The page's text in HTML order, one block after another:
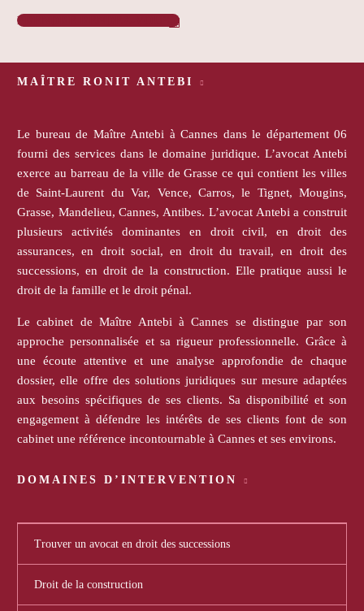
PRENDRE RENDEZ-VOUS 
MAÎTRE RONIT ANTEBI
Le bureau de Maître Antebi à Cannes dans le département 06
fourni des services dans le domaine juridique. L’avocat Antebi
exerce au barreau de la ville de Grasse ce qui contient les villes
de Saint-Laurent du Var, Vence, Carros, le Tignet, Mougins,
Grasse, Mandelieu, Cannes, Antibes. L’avocat Antebi a construit
plusieurs activités dominantes en droit civil, en droit des
assurances, en droit social, en droit du travail, en droit des
successions, en droit de la construction. Elle pratique aussi le
droit de la famille et le droit pénal.
Le cabinet de Maître Antebi à Cannes se distingue par son
approche personnalisée et sa rigueur professionnelle. Grâce à
une écoute attentive et une analyse approfondie de chaque
dossier, elle offre des solutions juridiques sur mesure adaptées
aux besoins spécifiques de ses clients. Sa disponibilité et son
engagement à défendre les intérêts de ses clients font de son
cabinet une référence incontournable à Cannes et ses environs.
DOMAINES D’INTERVENTION
Trouver un avocat en droit des successions
Droit de la construction